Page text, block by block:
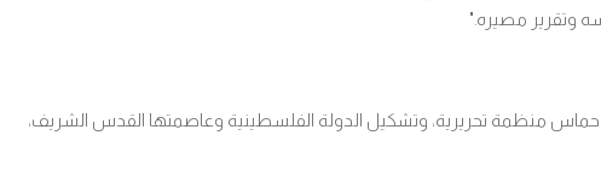
وتقریر مصیره".
منظمة تحريریة، وتشكيل الدولة الفلسطينية وعاصمتها القدس الشريف،